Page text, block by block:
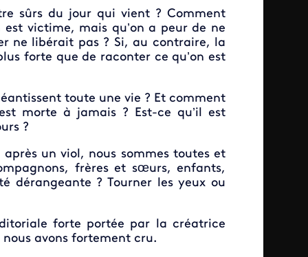
sûrs du jour qui vient ? Comment
victime, mais qu’on a peur de ne
ne libérait pas ? Si, au contraire, la
forte que de raconter ce qu’on est
toute une vie ? Et comment
morte à jamais ? Est-ce qu’il est
?
un viol, nous sommes toutes et
frères et sœurs, enfants,
dérangeante ? Tourner les yeux ou
forte portée par la créatrice
avons fortement cru.